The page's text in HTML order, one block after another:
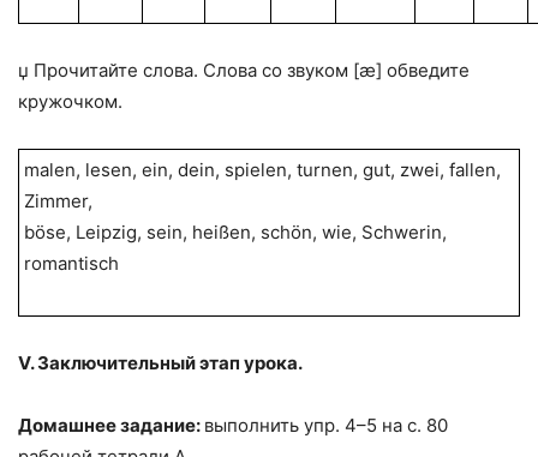
џ Прочитайте слова. Слова со звуком [æ] обведите
кружочком.
malen, lesen, ein, dein, spielen, turnen, gut, zwei, fallen,
Zimmer,
böse, Leipzig, sein, heißen, schön, wie, Schwerin,
romantisch
V. Заключительный этап урока.
Домашнее задание: выполнить упр. 4–5 на с. 80